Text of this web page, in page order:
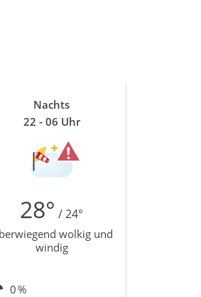
Nachts
22 - 06 Uhr
28° / 24°
wolkig und
windig
0 %